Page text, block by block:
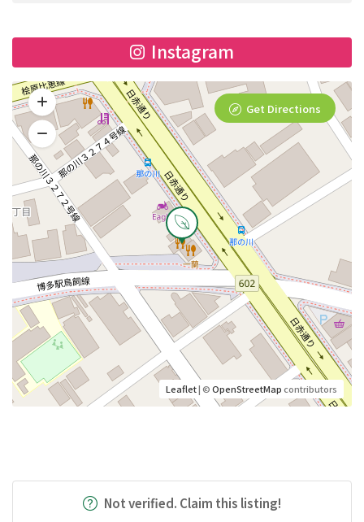
Instagram
Leaflet| ©OpenStreetMapcontributors
Get Directions
Not verified. Claim this listing!